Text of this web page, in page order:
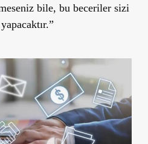
bile, bu beceriler sizi